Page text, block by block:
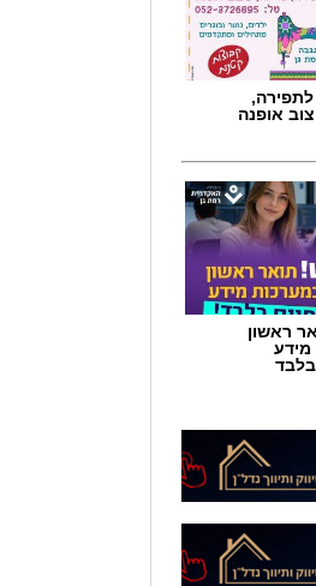
ועד
הזמרים
לתפירה,
אופנה
ראשון